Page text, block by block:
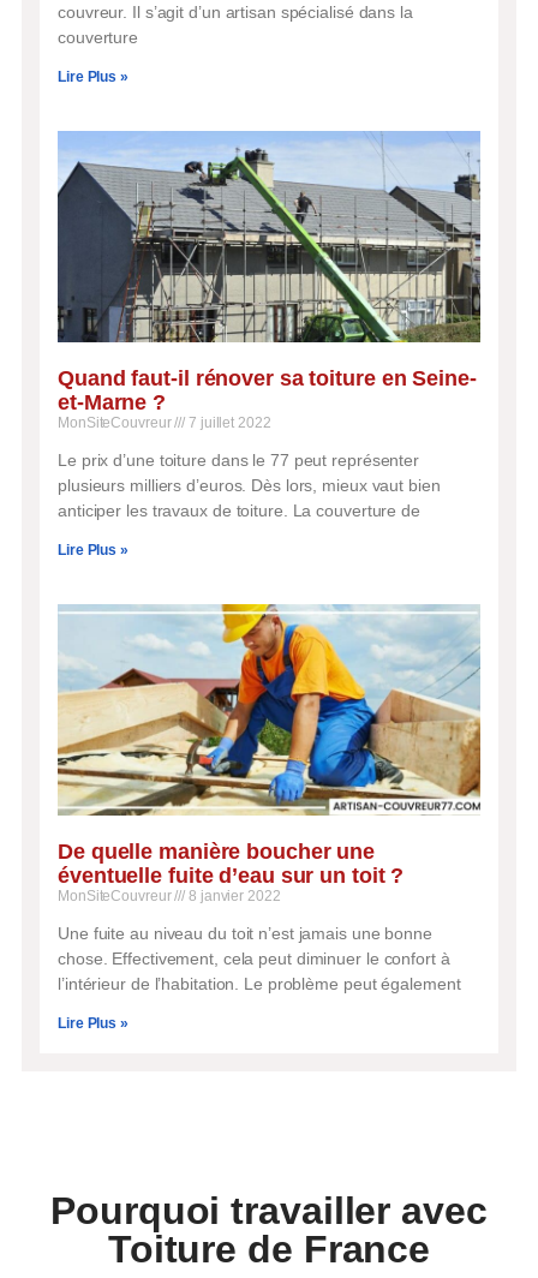
couvreur. Il s’agit d’un artisan spécialisé dans la
couverture
Lire Plus »
Quand faut-il rénover sa toiture en Seine-
et-Marne ?
MonSiteCouvreur 7 juillet 2022
Le prix d’une toiture dans le 77 peut représenter
plusieurs milliers d’euros. Dès lors, mieux vaut bien
anticiper les travaux de toiture. La couverture de
Lire Plus »
De quelle manière boucher une
éventuelle fuite d’eau sur un toit ?
MonSiteCouvreur 8 janvier 2022
Une fuite au niveau du toit n’est jamais une bonne
chose. Effectivement, cela peut diminuer le confort à
l’intérieur de l’habitation. Le problème peut également
Lire Plus »
Pourquoi travailler avec
Toiture de France
dessous et on vous rappellera rapidement.